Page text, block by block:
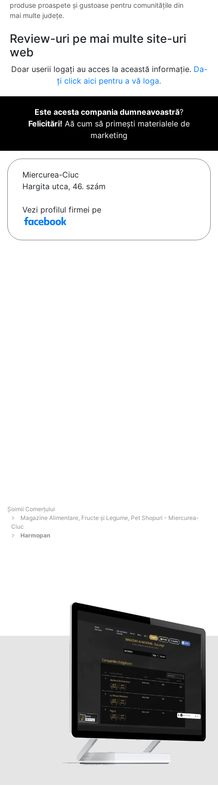
produse proaspete și gustoase pentru comunitățile din
mai multe județe.
Review-uri pe mai multe site-uri
web
Doar userii logați au acces la această informație. Da-
ți click aici pentru a vă loga.
Este acesta compania dumneavoastră?
Felicitări! Aă cum să primești materialele de
marketing
Miercurea-Ciuc
Hargita utca, 46. szám
Vezi profilul firmei pe
Șoimii Comerțului
Magazine Alimentare, Fructe și Legume, Pet Shopuri - Miercurea-
Ciuc
Harmopan